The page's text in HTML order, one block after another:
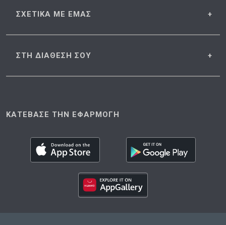
ΣΧΕΤΙΚΑ ΜΕ ΕΜΑΣ
ΣΤΗ ΔΙΑΘΕΣΗ ΣΟΥ
ΚΑΤΕΒΑΣΕ ΤΗΝ ΕΦΑΡΜΟΓΗ